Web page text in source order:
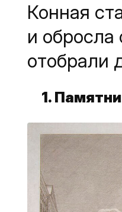
Конная
и
отобрали
1.